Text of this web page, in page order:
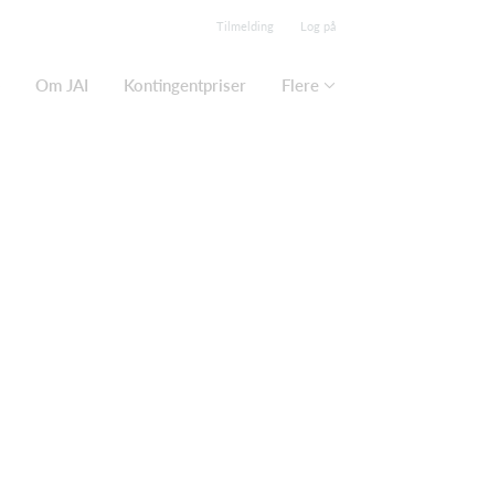
Tilmelding Log på
Om JAI Kontingentpriser Flere